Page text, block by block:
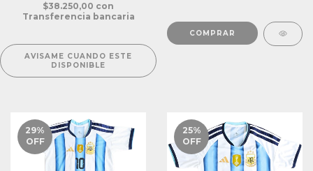
$38.250,00 con
Transferencia bancaria
AVISAME CUANDO ESTE
DISPONIBLE
COMPRAR
29%
OFF
25%
OFF